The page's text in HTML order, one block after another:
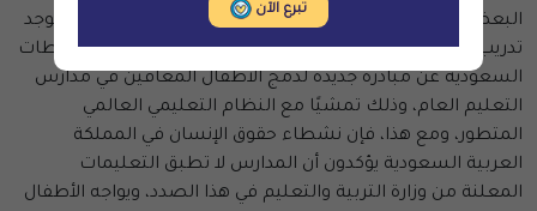
البعض الآخر قد لا يستحضر هذه العواطف والقيم في حين لايوجد
تدريب وليس هذا من تخصصه. وفي العام 2015 أعلنت السلطات
السعودية عن مبادرة جديدة لدمج الأطفال المعاقين في مدارس
التعليم العام، وذلك تمشيًا مع النظام التعليمي العالمي
المتطور، ومع هذا، فإن نشطاء حقوق الإنسان في المملكة
العربية السعودية يؤكدون أن المدارس لا تطبق التعليمات
المعلنة من وزارة التربية والتعليم في هذا الصدد، ويواجه الأطفال
تبرع الآن